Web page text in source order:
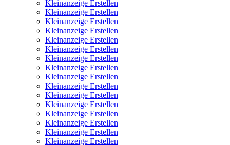
Kleinanzeige Erstellen
Kleinanzeige Erstellen
Kleinanzeige Erstellen
Kleinanzeige Erstellen
Kleinanzeige Erstellen
Kleinanzeige Erstellen
Kleinanzeige Erstellen
Kleinanzeige Erstellen
Kleinanzeige Erstellen
Kleinanzeige Erstellen
Kleinanzeige Erstellen
Kleinanzeige Erstellen
Kleinanzeige Erstellen
Kleinanzeige Erstellen
Kleinanzeige Erstellen
Kleinanzeige Erstellen